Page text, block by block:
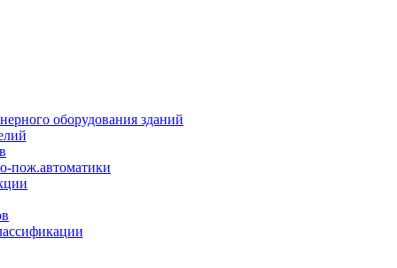
оборудования зданий
пож.автоматики